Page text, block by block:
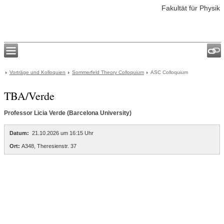
Fakultät für Physik
Vorträge und Kolloquien Sommerfeld Theory Colloquium ASC Colloquium
TBA/Verde
Professor Licia Verde (Barcelona University)
Datum: 21.10.2026 um 16:15 Uhr
Ort: A348, Theresienstr. 37